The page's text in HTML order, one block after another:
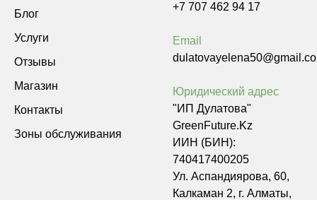
Блог
Услуги
Отзывы
Магазин
Контакты
Зоны обслуживания
+7 707 462 94 17
Email
Юридический адрес
"ИП Дулатова"
GreenFuture.Kz
ИИН (БИН):
740417400205
Ул. Аспандиярова, 60,
Калкаман 2, г. Алматы,